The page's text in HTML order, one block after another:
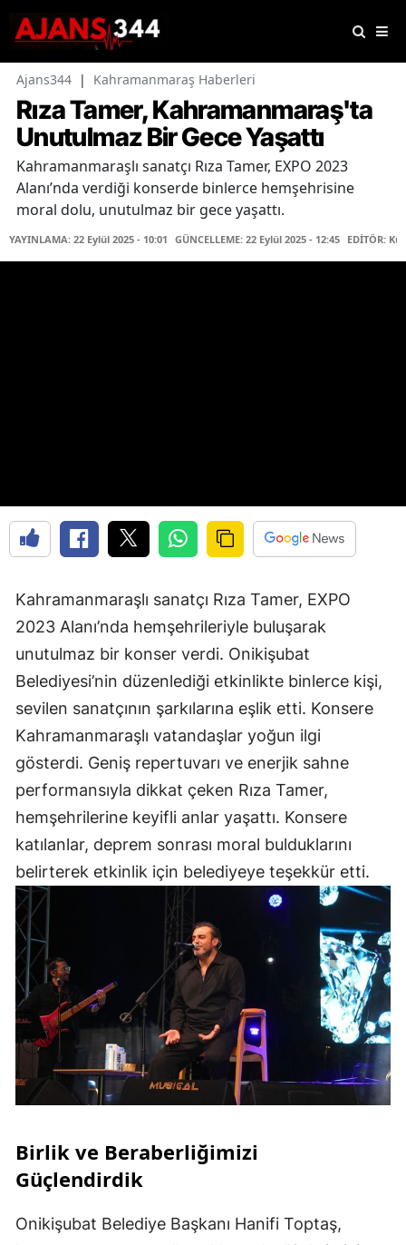
Ajans344 | Kahramanmaraş Haberleri
Rıza Tamer, Kahramanmaraş'ta
Unutulmaz Bir Gece Yaşattı
Kahramanmaraşlı sanatçı Rıza Tamer, EXPO 2023
Alanı’nda verdiği konserde binlerce hemşehrisine
moral dolu, unutulmaz bir gece yaşattı.
YAYINLAMA: 22 Eylül 2025 - 10:01 GÜNCELLEME: 22 Eylül 2025 - 12:45 EDİTÖR:
Kahramanmaraşlı sanatçı Rıza Tamer, EXPO
2023 Alanı’nda hemşehrileriyle buluşarak
unutulmaz bir konser verdi. Onikişubat
Belediyesi’nin düzenlediği etkinlikte binlerce kişi,
sevilen sanatçının şarkılarına eşlik etti. Konsere
Kahramanmaraşlı vatandaşlar yoğun ilgi
gösterdi. Geniş repertuvarı ve enerjik sahne
performansıyla dikkat çeken Rıza Tamer,
hemşehrilerine keyifli anlar yaşattı. Konsere
katılanlar, deprem sonrası moral bulduklarını
belirterek etkinlik için belediyeye teşekkür etti.
Birlik ve Beraberliğimizi
Güçlendirdik
Onikişubat Belediye Başkanı Hanifi Toptaş,